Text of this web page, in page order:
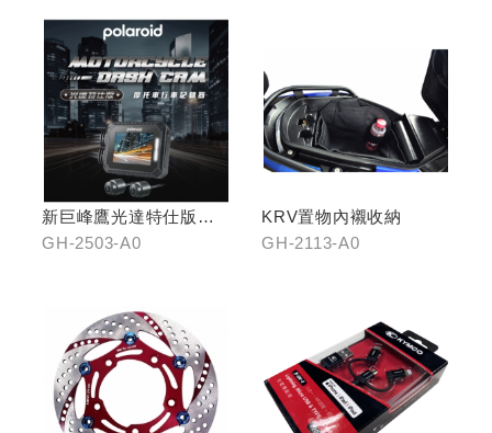
新巨峰鷹光達特仕版行
車紀錄器
GH-2503-A0
KRV置物內襯收納
GH-2113-A0